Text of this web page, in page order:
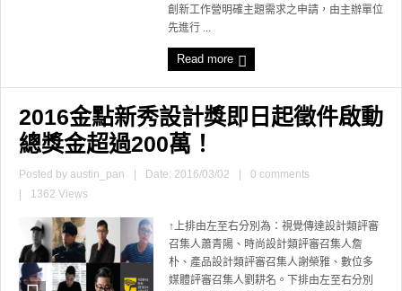
創新工作營明確主題需求之申請，由主辦單位
先進行 ...
Read more
2016金點新秀設計獎即日起徵件啟動
總獎金超過200萬！
Posted by austin_pan Date: 2016/03/02
0 comments
1362 Views
↑上排由左至右分別為：視覺傳達設計類評審
召集人蕭青陽、時尚設計類評審召集人詹
朴、產品設計類評審召集人謝榮雅、數位多
媒體評審召集人劉耕名。下排由左至右分別